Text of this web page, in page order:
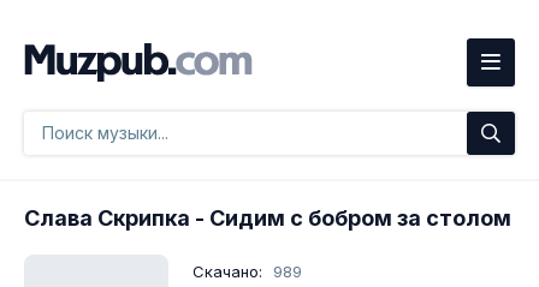
Слава Скрипка - Сидим с бобром за столом
Скачано:
989